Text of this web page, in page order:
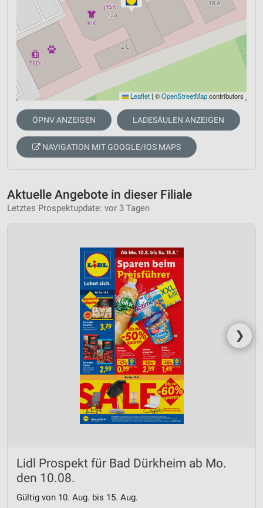
Leaflet | ©OpenStreetMapcontributors
ÖPNV ANZEIGEN LADESÄULEN ANZEIGEN
NAVIGATION MIT GOOGLE/IOS MAPS
Aktuelle Angebote in dieser Filiale
Letztes Prospektupdate: vor 3 Tagen
❯
Lidl Prospekt für Bad Dürkheim ab Mo.
den 10.08.
Gültig von 10. Aug. bis 15. Aug.